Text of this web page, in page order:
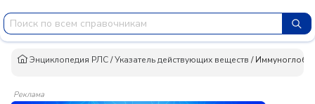
Энциклопедия РЛС/Указатель действующих веществ /
Реклама